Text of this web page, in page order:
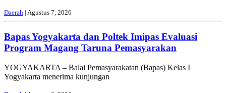
Daerah | Agustus 7, 2026
Bapas Yogyakarta dan Poltek Imipas Evaluasi
Program Magang Taruna Pemasyarakan
YOGYAKARTA – Balai Pemasyarakatan (Bapas) Kelas I
Yogyakarta menerima kunjungan